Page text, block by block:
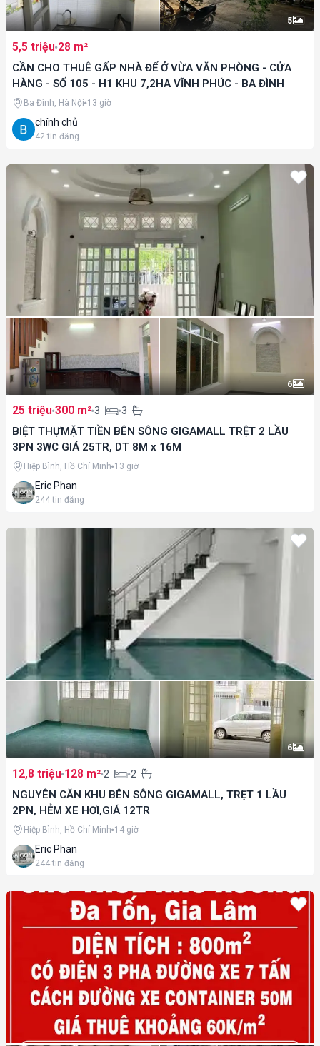
5
5,5 triệu 28 m²
CẦN CHO THUÊ GẤP NHÀ ĐỂ Ở VỪA VĂN PHÒNG - CỬA
HÀNG - SỐ 105 - H1 KHU 7,2HA VĨNH PHÚC - BA ĐÌNH
chính chủ
42tin đăng
Ba Đình, Hà Nội 13 giờ
6
25 triệu 300 m² 3
3
BIỆT THỰMẶT TIỀN BÊN SÔNG GIGAMALL TRỆT 2 LẦU
3PN 3WC GIÁ 25TR, DT 8M x 16M
Eric Phan
244tin đăng
Hiệp Bình, Hồ Chí Minh 13 giờ
6
12,8 triệu 128 m² 2
2
NGUYÊN CĂN KHU BÊN SÔNG GIGAMALL, TRẸT 1 LẦU
2PN, HẺM XE HƠI,GIÁ 12TR
Eric Phan
244tin đăng
Hiệp Bình, Hồ Chí Minh 14 giờ